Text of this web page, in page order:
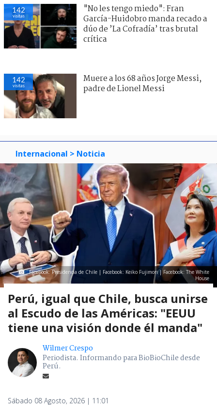
142
visitas
"No les tengo miedo": Fran
García-Huidobro manda recado a
dúo de ’La Cofradía’ tras brutal
crítica
142
visitas
Muere a los 68 años Jorge Messi,
padre de Lionel Messi
Internacional > Noticia
Facebook: Presidencia de Chile | Facebook: Keiko Fujimori | Facebook: The White
House
Perú, igual que Chile, busca unirse
al Escudo de las Américas: "EEUU
tiene una visión donde él manda"
Wilmer Crespo
Periodista. Informando para BioBioChile desde
Perú.
Sábado 08 Agosto, 2026 | 11:01